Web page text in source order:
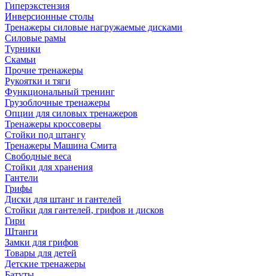
Гиперэкстензия
Инверсионные столы
Тренажеры силовые нагружаемые дисками
Силовые рамы
Турники
Скамьи
Прочие тренажеры
Рукоятки и тяги
Функциональный тренинг
Грузоблочные тренажеры
Опции для силовых тренажеров
Тренажеры кроссоверы
Стойки под штангу
Тренажеры Машина Смита
Свободные веса
Стойки для хранения
Гантели
Грифы
Диски для штанг и гантелей
Стойки для гантелей, грифов и дисков
Гири
Штанги
Замки для грифов
Товары для детей
Детские тренажеры